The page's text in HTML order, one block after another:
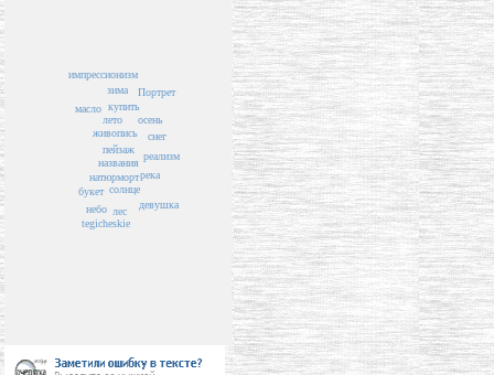
пейзаж
названия
живопись
лето
натюрморт
купить
солнце
лес
зима
осень
букет
масло
река
снег
tegicheskie
реализм
небо
импрессионизм
Портрет
девушка